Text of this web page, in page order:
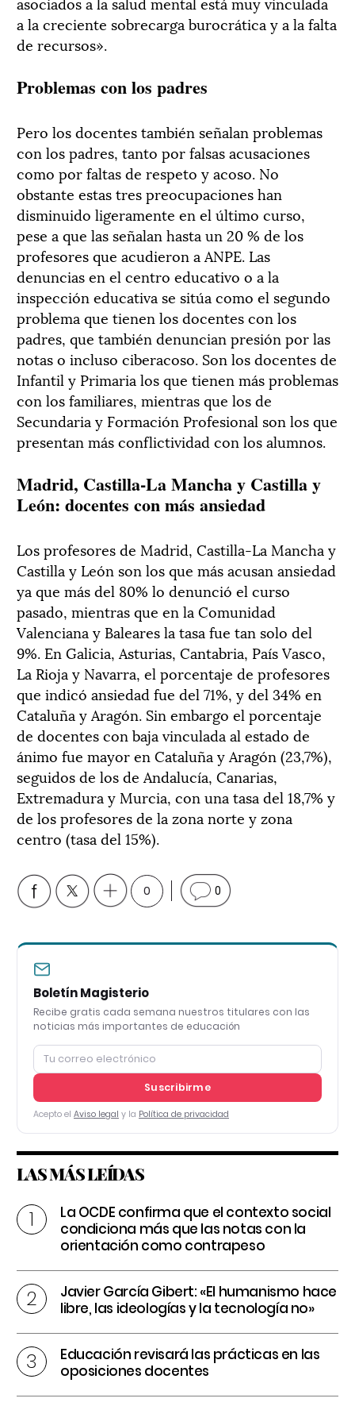
a la creciente sobrecarga burocrática y a la falta
de recursos».
Problemas con los padres
Pero los docentes también señalan problemas
con los padres, tanto por falsas acusaciones
como por faltas de respeto y acoso. No
obstante estas tres preocupaciones han
disminuido ligeramente en el último curso,
pese a que las señalan hasta un 20 % de los
profesores que acudieron a ANPE. Las
denuncias en el centro educativo o a la
inspección educativa se sitúa como el segundo
problema que tienen los docentes con los
padres, que también denuncian presión por las
notas o incluso ciberacoso. Son los docentes de
Infantil y Primaria los que tienen más problemas
con los familiares, mientras que los de
Secundaria y Formación Profesional son los que
presentan más conflictividad con los alumnos.
Madrid, Castilla-La Mancha y Castilla y
León: docentes con más ansiedad
Los profesores de Madrid, Castilla-La Mancha y
Castilla y León son los que más acusan ansiedad
ya que más del 80% lo denunció el curso
pasado, mientras que en la Comunidad
Valenciana y Baleares la tasa fue tan solo del
9%. En Galicia, Asturias, Cantabria, País Vasco,
La Rioja y Navarra, el porcentaje de profesores
que indicó ansiedad fue del 71%, y del 34% en
Cataluña y Aragón. Sin embargo el porcentaje
de docentes con baja vinculada al estado de
ánimo fue mayor en Cataluña y Aragón (23,7%),
seguidos de los de Andalucía, Canarias,
Extremadura y Murcia, con una tasa del 18,7% y
de los profesores de la zona norte y zona
centro (tasa del 15%).
0 0
Boletín Magisterio
Recibe gratis cada semana nuestros titulares con las
noticias más importantes de educación
Suscribirme
Acepto el Aviso legal y la Política de privacidad
LAS MÁS LEÍDAS
La OCDE confirma que el contexto social
condiciona más que las notas con la
orientación como contrapeso
Javier García Gibert: «El humanismo hace
libre, las ideologías y la tecnología no»
Educación revisará las prácticas en las
oposiciones docentes